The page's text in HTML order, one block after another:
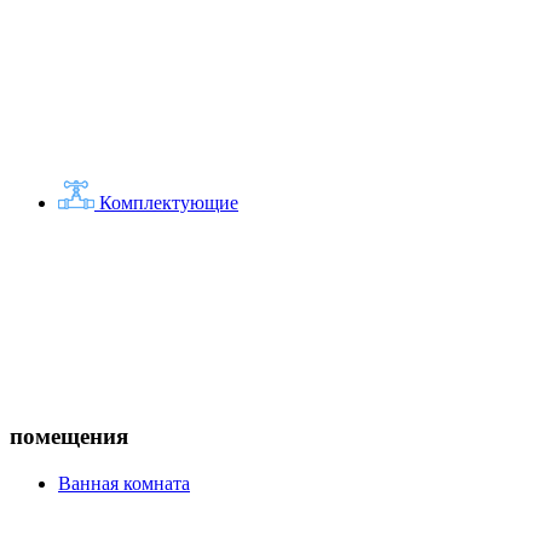
Комплектующие
помещения
Ванная комната